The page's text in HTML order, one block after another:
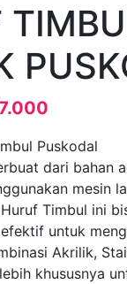
Puskodal
dari bahan
mesin
Timbul ini
untuk
Akrilik,
khususnya